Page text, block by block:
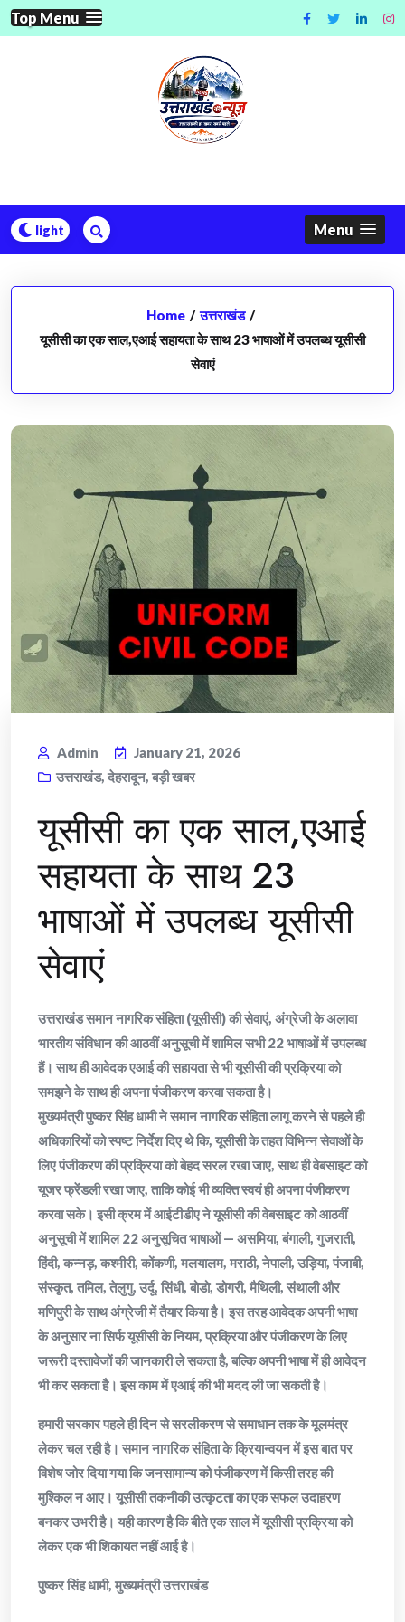
Skip
to
Top Menu
Menu
Home / उत्तराखंड /
यूसीसी का एक साल,एआई सहायता के साथ 23 भाषाओं में उपलब्ध यूसीसी
सेवाएं
Admin
January 21, 2026
उत्तराखंड, देहरादून, बड़ी खबर
यूसीसी का एक साल,एआई
सहायता के साथ 23
भाषाओं में उपलब्ध यूसीसी
सेवाएं
उत्तराखंड समान नागरिक संहिता (यूसीसी) की सेवाएं, अंग्रेजी के अलावा
भारतीय संविधान की आठवीं अनुसूची में शामिल सभी 22 भाषाओं में उपलब्ध
हैं। साथ ही आवेदक एआई की सहायता से भी यूसीसी की प्रक्रिया को
समझने के साथ ही अपना पंजीकरण करवा सकता है।
मुख्यमंत्री पुष्कर सिंह धामी ने समान नागरिक संहिता लागू करने से पहले ही
अधिकारियों को स्पष्ट निर्देश दिए थे कि, यूसीसी के तहत विभिन्न सेवाओं के
लिए पंजीकरण की प्रक्रिया को बेहद सरल रखा जाए, साथ ही वेबसाइट को
यूजर फ्रेंडली रखा जाए, ताकि कोई भी व्यक्ति स्वयं ही अपना पंजीकरण
करवा सके। इसी क्रम में आईटीडीए ने यूसीसी की वेबसाइट को आठवीं
अनुसूची में शामिल 22 अनुसूचित भाषाओं — असमिया, बंगाली, गुजराती,
हिंदी, कन्नड़, कश्मीरी, कोंकणी, मलयालम, मराठी, नेपाली, उड़िया, पंजाबी,
संस्कृत, तमिल, तेलुगु, उर्दू, सिंधी, बोडो, डोगरी, मैथिली, संथाली और
मणिपुरी के साथ अंग्रेजी में तैयार किया है। इस तरह आवेदक अपनी भाषा
के अनुसार ना सिर्फ यूसीसी के नियम, प्रक्रिया और पंजीकरण के लिए
जरूरी दस्तावेजों की जानकारी ले सकता है, बल्कि अपनी भाषा में ही आवेदन
भी कर सकता है। इस काम में एआई की भी मदद ली जा सकती है।
हमारी सरकार पहले ही दिन से सरलीकरण से समाधान तक के मूलमंत्र
लेकर चल रही है। समान नागरिक संहिता के क्रियान्वयन में इस बात पर
विशेष जोर दिया गया कि जनसामान्य को पंजीकरण में किसी तरह की
मुश्किल न आए। यूसीसी तकनीकी उत्कृटता का एक सफल उदाहरण
बनकर उभरी है। यही कारण है कि बीते एक साल में यूसीसी प्रक्रिया को
लेकर एक भी शिकायत नहीं आई है।
पुष्कर सिंह धामी, मुख्यमंत्री उत्तराखंड